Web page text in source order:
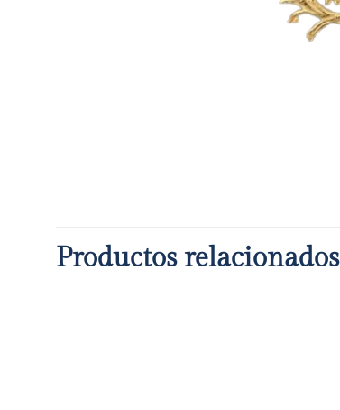
Productos relacionados